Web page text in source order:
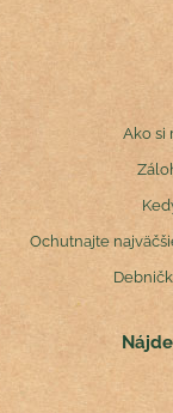
Ako si
Ochutnajte